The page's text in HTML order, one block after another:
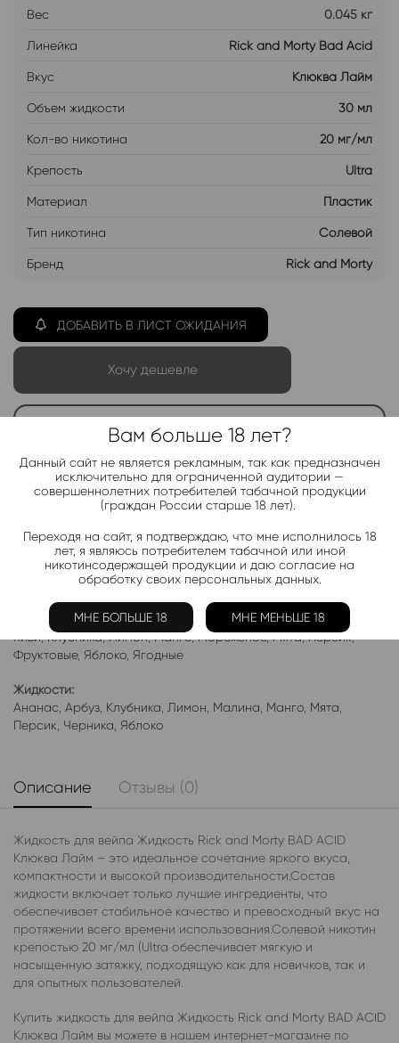
Вес 0.045 кг
Линейка Rick and Morty Bad Acid
Вкус Клюква Лайм
Объем жидкости 30 мл
Кол-во никотина 20 мг/мл
Крепость Ultra
Материал Пластик
Тип никотина Солевой
Бренд Rick and Morty
ДОБАВИТЬ В ЛИСТ ОЖИДАНИЯ
Хочу дешевле
Telegram-канал 2000+
Актуальные новинки и акции каждые день!
Подписаться
Добавить в избранное
Категории: Жидкость Rick and Morty Bad Acid
Электронки:
Арбуз ,Бабл-Гам, Виноград,Вишня,Гранат
Киви,Клубника,Лимон,Манго,Мороженое,Мята,Персик,
Фруктовые, Яблоко Ягодные
Жидкости:
Ананас Арбуз Клубника Лимон Малина Манго Мята
Персик Черника Яблоко
Описание Отзывы (0)
Жидкость для вейпа Жидкость Rick and Morty BAD ACID
Клюква Лайм – это идеальное сочетание яркого вкуса,
компактности и высокой производительности.Состав
жидкости включает только лучшие ингредиенты, что
обеспечивает стабильное качество и превосходный вкус на
протяжении всего времени использования.Солевой никотин
крепостью 20 мг/мл (Ultra обеспечивает мягкую и
насыщенную затяжку, подходящую как для новичков, так и
для опытных пользователей.
Купить жидкость для вейпа Жидкость Rick and Morty BAD ACID
Клюква Лайм вы можете в нашем интернет-магазине по
Вам больше 18 лет?
Данный сайт не является рекламным, так как предназначен
исключительно для ограниченной аудитории —
совершеннолетних потребителей табачной продукции
(граждан России старше 18 лет).
Переходя на сайт, я подтверждаю, что мне исполнилось 18
лет, я являюсь потребителем табачной или иной
никотинсодержащей продукции и даю согласие на
обработку своих персональных данных.
МНЕ БОЛЬШЕ 18 МНЕ МЕНЬШЕ 18